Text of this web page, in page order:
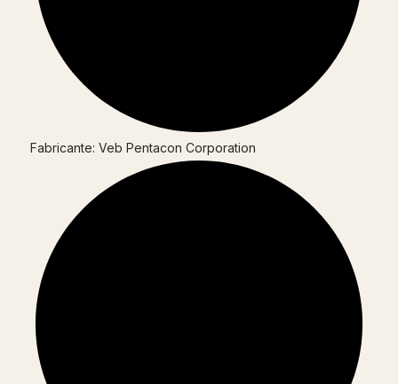
Fabricante: Veb Pentacon Corporation